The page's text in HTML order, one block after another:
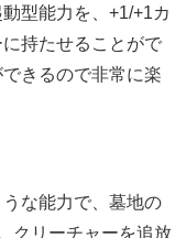
型能力を、+1/+1カ
持たせることがで
きるので非常に楽
な能力で、墓地の
クリーチャーを追放